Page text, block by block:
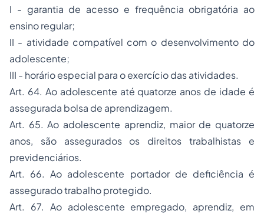
I - garantia de acesso e frequência obrigatória ao
ensino regular;
II - atividade compatível com o desenvolvimento do
adolescente;
III - horário especial para o exercício das atividades.
Art. 64. Ao adolescente até quatorze anos de idade é
assegurada bolsa de aprendizagem.
Art. 65. Ao adolescente aprendiz, maior de quatorze
anos, são assegurados os direitos trabalhistas e
previdenciários.
Art. 66. Ao adolescente portador de deficiência é
assegurado trabalho protegido.
Art. 67. Ao adolescente empregado, aprendiz, em